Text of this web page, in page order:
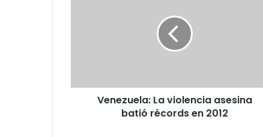
Venezuela: La violencia asesina
batió récords en 2012